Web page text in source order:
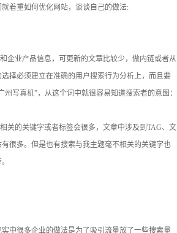
着重如何优化网站，谈谈自己的做法:
企业产品信息，可更新的文章比较少，做内链或者从
择必须建立在准确的用户搜索行为分析上，而且要
写真机”，从这个词中就很容易知道搜索者的意图：
关的关键字或者标签会很多，文章中涉及到TAG、文
很多。但是也有搜索与我主题毫不相关的关键字也
中很多企业的做法是为了吸引流量放了一些搜索量